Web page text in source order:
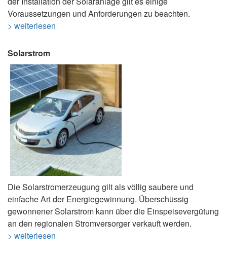
Voraussetzungen und Anforderungen zu beachten.
> weiterlesen
Solarstrom
Die Solarstromerzeugung gilt als völlig saubere und
einfache Art der Energiegewinnung. Überschüssig
gewonnener Solarstrom kann über die Einspeisevergütung
an den regionalen Stromversorger verkauft werden.
> weiterlesen